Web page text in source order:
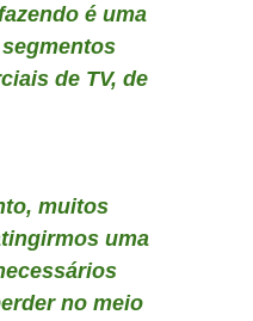
é uma
de TV, de
muitos
uma
no meio